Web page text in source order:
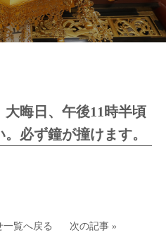
大晦日、午後11時半頃
必ず鐘が撞けます。
一覧へ戻る 次の記事 »